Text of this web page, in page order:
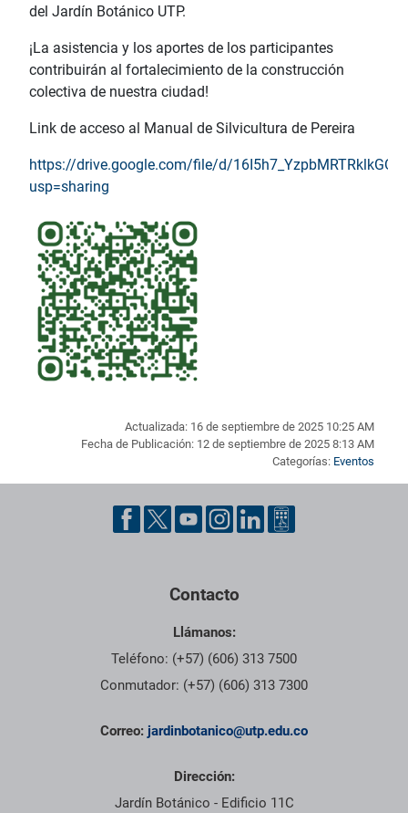
del Jardín Botánico UTP.
¡La asistencia y los aportes de los participantes
contribuirán al fortalecimiento de la construcción
colectiva de nuestra ciudad!
Link de acceso al Manual de Silvicultura de Pereira
https://drive.google.com/file/d/
usp=sharing
Actualizada: 16 de septiembre de 2025 10:25 AM
Fecha de Publicación: 12 de septiembre de 2025 8:13 AM
Categorías: Eventos
Pie de página con información de contacto, redes sociales y
Contacto
Llámanos:
Teléfono: (+57) (606) 313 7500
Conmutador: (+57) (606) 313 7300
Correo: jardinbotanico@utp.edu.co
Dirección:
Jardín Botánico - Edificio 11C